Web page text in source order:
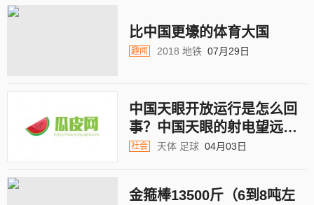
比中国更壕的体育大国
趣闻 2018 地铁 07月29日
中国天眼开放运行是怎么回
事？中国天眼的射电望远镜
有什么用
社会 天体 足球 04月03日
金箍棒13500斤（6到8吨左